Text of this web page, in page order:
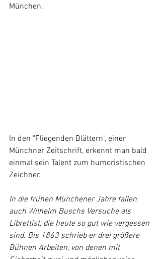
München.
In den "Fliegenden Blättern", einer
Münchner Zeitschrift, erkennt man bald
einmal sein Talent zum humoristischen
Zeichner.
In die frühen Münchener Jahre fallen
auch Wilhelm Buschs Versuche als
Librettist, die heute so gut wie vergessen
sind. Bis 1863 schrieb er drei größere
Bühnen Arbeiten, von denen mit